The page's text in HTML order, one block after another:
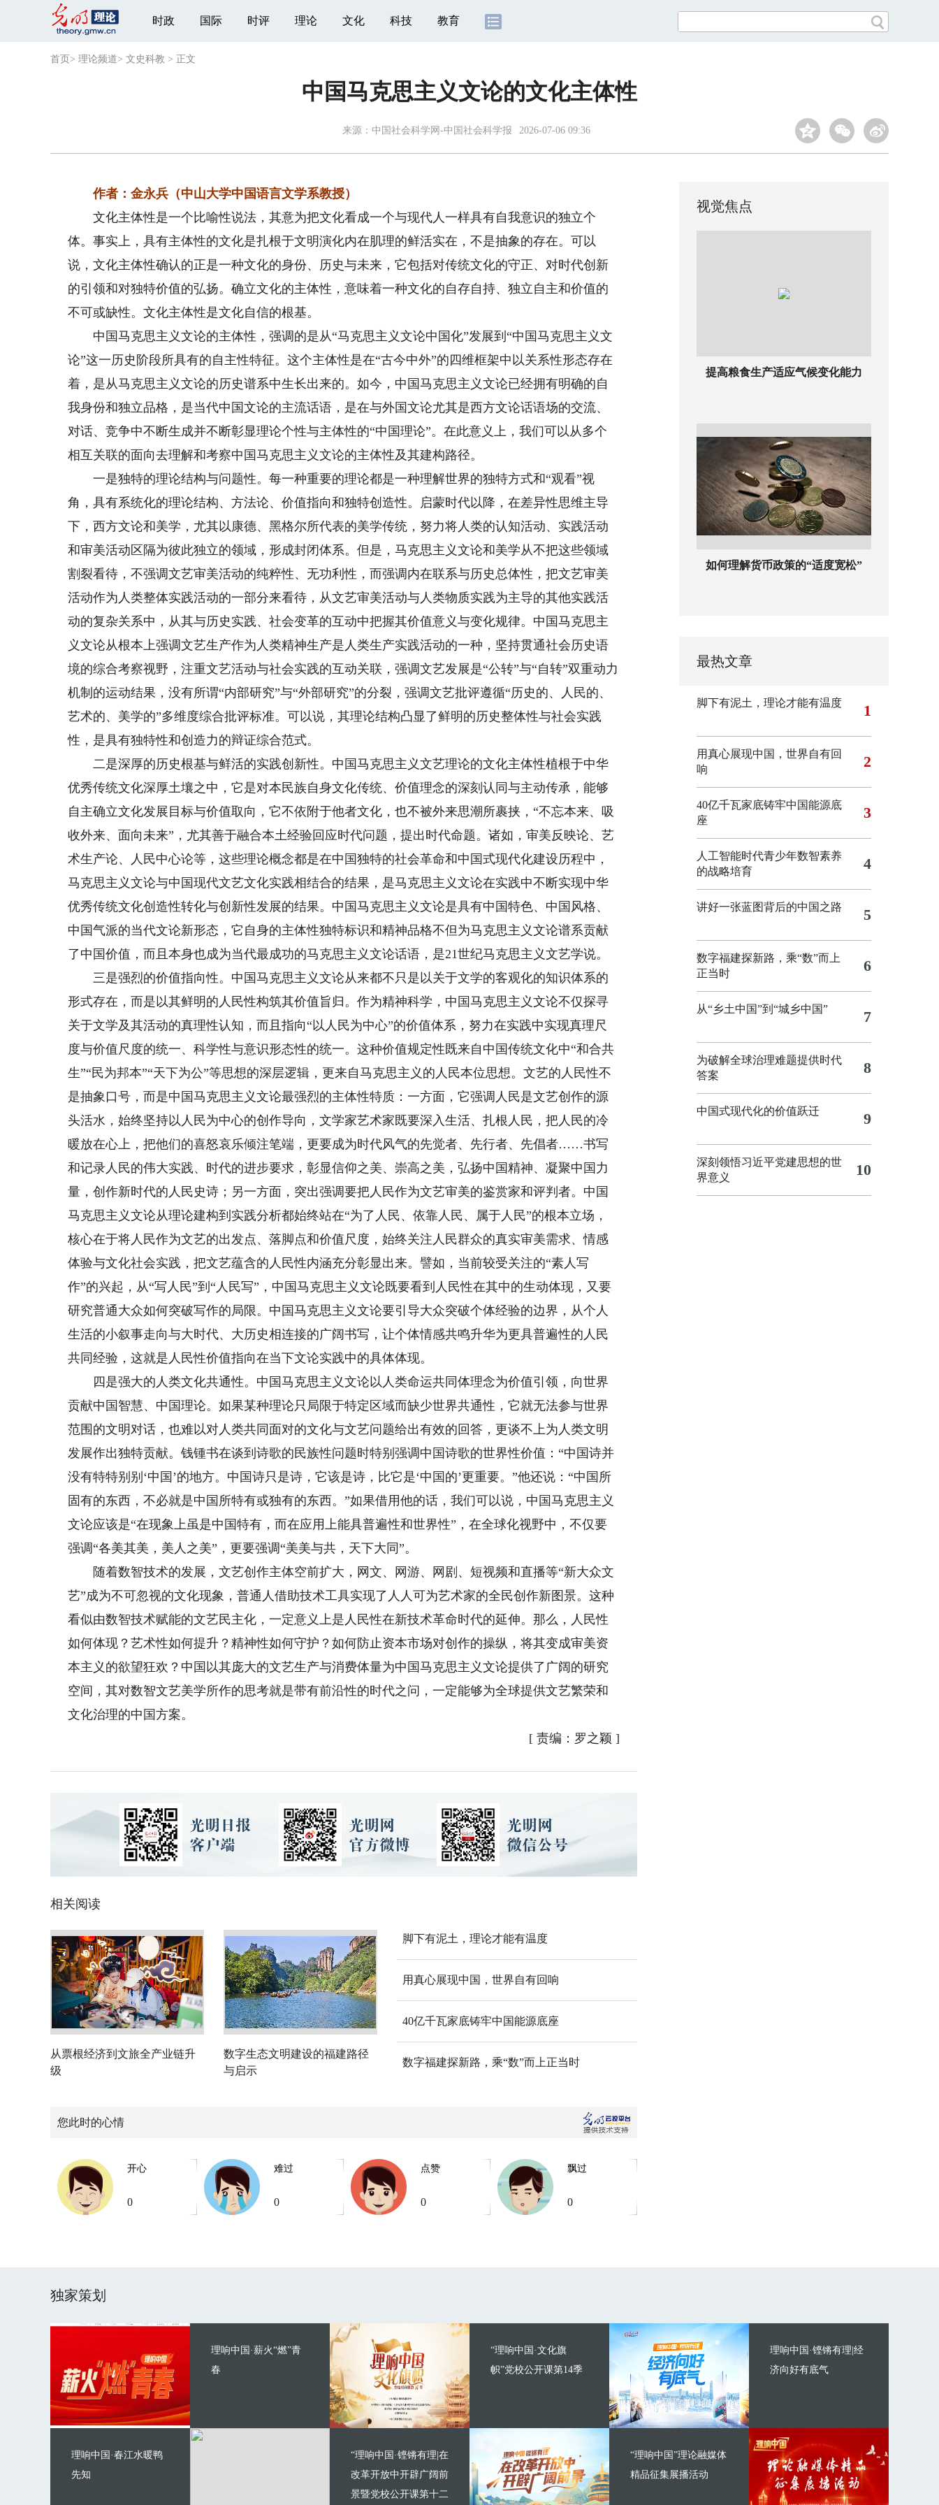
时政 国际 时评 理论 文化 科技 教育
首页 > 理论频道> 文史科教 > 正文
中国马克思主义文论的文化主体性
来源： 中国社会科学网-中国社会科学报 2026-07-06 09:36
作者：金永兵（中山大学中国语言文学系教授）
文化主体性是一个比喻性说法，其意为把文化看成一个与现代人一样具有自我意识的独立个
体。事实上，具有主体性的文化是扎根于文明演化内在肌理的鲜活实在，不是抽象的存在。可以
说，文化主体性确认的正是一种文化的身份、历史与未来，它包括对传统文化的守正、对时代创新
的引领和对独特价值的弘扬。确立文化的主体性，意味着一种文化的自存自持、独立自主和价值的
不可或缺性。文化主体性是文化自信的根基。
中国马克思主义文论的主体性，强调的是从“马克思主义文论中国化”发展到“中国马克思主义文
论”这一历史阶段所具有的自主性特征。这个主体性是在“古今中外”的四维框架中以关系性形态存在
着，是从马克思主义文论的历史谱系中生长出来的。如今，中国马克思主义文论已经拥有明确的自
我身份和独立品格，是当代中国文论的主流话语，是在与外国文论尤其是西方文论话语场的交流、
对话、竞争中不断生成并不断彰显理论个性与主体性的“中国理论”。在此意义上，我们可以从多个
相互关联的面向去理解和考察中国马克思主义文论的主体性及其建构路径。
一是独特的理论结构与问题性。每一种重要的理论都是一种理解世界的独特方式和“观看”视
角，具有系统化的理论结构、方法论、价值指向和独特创造性。启蒙时代以降，在差异性思维主导
下，西方文论和美学，尤其以康德、黑格尔所代表的美学传统，努力将人类的认知活动、实践活动
和审美活动区隔为彼此独立的领域，形成封闭体系。但是，马克思主义文论和美学从不把这些领域
割裂看待，不强调文艺审美活动的纯粹性、无功利性，而强调内在联系与历史总体性，把文艺审美
活动作为人类整体实践活动的一部分来看待，从文艺审美活动与人类物质实践为主导的其他实践活
动的复杂关系中，从其与历史实践、社会变革的互动中把握其价值意义与变化规律。中国马克思主
义文论从根本上强调文艺生产作为人类精神生产是人类生产实践活动的一种，坚持贯通社会历史语
境的综合考察视野，注重文艺活动与社会实践的互动关联，强调文艺发展是“公转”与“自转”双重动力
机制的运动结果，没有所谓“内部研究”与“外部研究”的分裂，强调文艺批评遵循“历史的、人民的、
艺术的、美学的”多维度综合批评标准。可以说，其理论结构凸显了鲜明的历史整体性与社会实践
性，是具有独特性和创造力的辩证综合范式。
二是深厚的历史根基与鲜活的实践创新性。中国马克思主义文艺理论的文化主体性植根于中华
优秀传统文化深厚土壤之中，它是对本民族自身文化传统、价值理念的深刻认同与主动传承，能够
自主确立文化发展目标与价值取向，它不依附于他者文化，也不被外来思潮所裹挟，“不忘本来、吸
收外来、面向未来”，尤其善于融合本土经验回应时代问题，提出时代命题。诸如，审美反映论、艺
术生产论、人民中心论等，这些理论概念都是在中国独特的社会革命和中国式现代化建设历程中，
马克思主义文论与中国现代文艺文化实践相结合的结果，是马克思主义文论在实践中不断实现中华
优秀传统文化创造性转化与创新性发展的结果。中国马克思主义文论是具有中国特色、中国风格、
中国气派的当代文论新形态，它自身的主体性独特标识和精神品格不但为马克思主义文论谱系贡献
了中国价值，而且本身也成为当代最成功的马克思主义文论话语，是21世纪马克思主义文艺学说。
三是强烈的价值指向性。中国马克思主义文论从来都不只是以关于文学的客观化的知识体系的
形式存在，而是以其鲜明的人民性构筑其价值旨归。作为精神科学，中国马克思主义文论不仅探寻
关于文学及其活动的真理性认知，而且指向“以人民为中心”的价值体系，努力在实践中实现真理尺
度与价值尺度的统一、科学性与意识形态性的统一。这种价值规定性既来自中国传统文化中“和合共
生”“民为邦本”“天下为公”等思想的深层逻辑，更来自马克思主义的人民本位思想。文艺的人民性不
是抽象口号，而是中国马克思主义文论最强烈的主体性特质：一方面，它强调人民是文艺创作的源
头活水，始终坚持以人民为中心的创作导向，文学家艺术家既要深入生活、扎根人民，把人民的冷
暖放在心上，把他们的喜怒哀乐倾注笔端，更要成为时代风气的先觉者、先行者、先倡者……书写
和记录人民的伟大实践、时代的进步要求，彰显信仰之美、崇高之美，弘扬中国精神、凝聚中国力
量，创作新时代的人民史诗；另一方面，突出强调要把人民作为文艺审美的鉴赏家和评判者。中国
马克思主义文论从理论建构到实践分析都始终站在“为了人民、依靠人民、属于人民”的根本立场，
核心在于将人民作为文艺的出发点、落脚点和价值尺度，始终关注人民群众的真实审美需求、情感
体验与文化社会实践，把文艺蕴含的人民性内涵充分彰显出来。譬如，当前较受关注的“素人写
作”的兴起，从“写人民”到“人民写”，中国马克思主义文论既要看到人民性在其中的生动体现，又要
研究普通大众如何突破写作的局限。中国马克思主义文论要引导大众突破个体经验的边界，从个人
生活的小叙事走向与大时代、大历史相连接的广阔书写，让个体情感共鸣升华为更具普遍性的人民
共同经验，这就是人民性价值指向在当下文论实践中的具体体现。
四是强大的人类文化共通性。中国马克思主义文论以人类命运共同体理念为价值引领，向世界
贡献中国智慧、中国理论。如果某种理论只局限于特定区域而缺少世界共通性，它就无法参与世界
范围的文明对话，也难以对人类共同面对的文化与文艺问题给出有效的回答，更谈不上为人类文明
发展作出独特贡献。钱锺书在谈到诗歌的民族性问题时特别强调中国诗歌的世界性价值：“中国诗并
没有特特别别‘中国’的地方。中国诗只是诗，它该是诗，比它是‘中国的’更重要。”他还说：“中国所
固有的东西，不必就是中国所特有或独有的东西。”如果借用他的话，我们可以说，中国马克思主义
文论应该是“在现象上虽是中国特有，而在应用上能具普遍性和世界性”，在全球化视野中，不仅要
强调“各美其美，美人之美”，更要强调“美美与共，天下大同”。
随着数智技术的发展，文艺创作主体空前扩大，网文、网游、网剧、短视频和直播等“新大众文
艺”成为不可忽视的文化现象，普通人借助技术工具实现了人人可为艺术家的全民创作新图景。这种
看似由数智技术赋能的文艺民主化，一定意义上是人民性在新技术革命时代的延伸。那么，人民性
如何体现？艺术性如何提升？精神性如何守护？如何防止资本市场对创作的操纵，将其变成审美资
本主义的欲望狂欢？中国以其庞大的文艺生产与消费体量为中国马克思主义文论提供了广阔的研究
空间，其对数智文艺美学所作的思考就是带有前沿性的时代之问，一定能够为全球提供文艺繁荣和
文化治理的中国方案。
[ 责编：罗之颖 ]
相关阅读
从票根经济到文旅全产业链升
级
数字生态文明建设的福建路径
与启示
脚下有泥土，理论才能有温度
用真心展现中国，世界自有回响
40亿千瓦家底铸牢中国能源底座
数字福建探新路，乘“数”而上正当时
您此时的心情
开心
0
难过
0
点赞
0
飘过
0
视觉焦点
提高粮食生产适应气候变化能力
如何理解货币政策的“适度宽松”
最热文章
脚下有泥土，理论才能有温度 1
用真心展现中国，世界自有回
响
2
40亿千瓦家底铸牢中国能源底
座
3
人工智能时代青少年数智素养
的战略培育
4
讲好一张蓝图背后的中国之路 5
数字福建探新路，乘“数”而上
正当时
6
从“乡土中国”到“城乡中国” 7
为破解全球治理难题提供时代
答案
8
中国式现代化的价值跃迁 9
深刻领悟习近平党建思想的世
界意义
10
独家策划
理响中国·薪火“燃”青
春
理响中国·春江水暖鸭
先知
“理响中国·文化旗
帜”党校公开课第14季
“理响中国·铿锵有理|在
改革开放中开辟广阔前
景暨党校公开课第十二
理响中国·铿锵有理|经
济向好有底气
“理响中国”理论融媒体
精品征集展播活动